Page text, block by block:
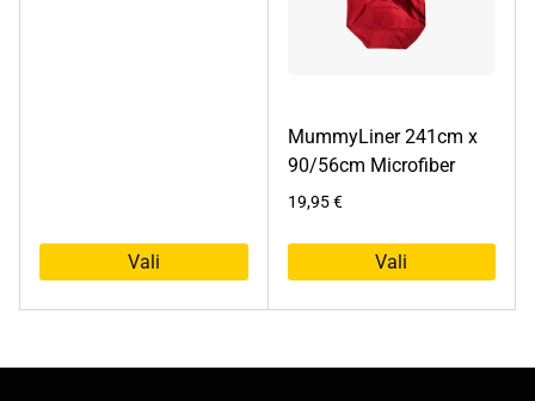
Vali
MummyLiner 241cm x
90/56cm Microfiber
19,95€
Vali